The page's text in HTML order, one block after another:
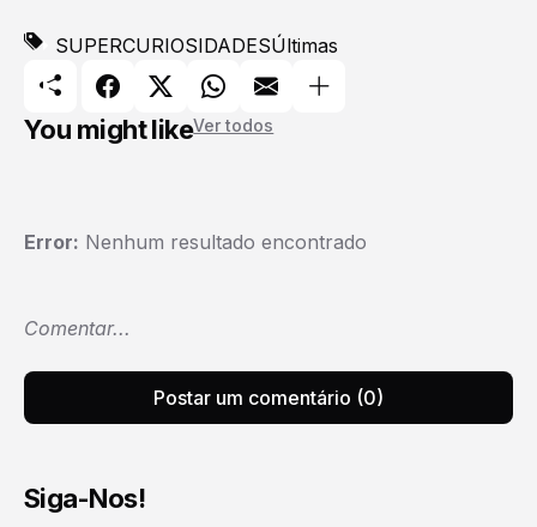
SUPERCURIOSIDADESÚltimas
You might likeVer todos
Error: Nenhum resultado encontrado
Comentar...
Postar um comentário (0)
Siga-Nos!